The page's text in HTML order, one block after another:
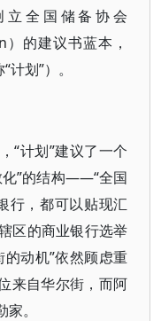
全国储备协会
）的建议书蓝本，
划”）。
“计划”建议了一个
化”的结构——“全国
行，都可以贴现汇
区的商业银行选举
动机”依然顾虑重
来自华尔街，而阿
。